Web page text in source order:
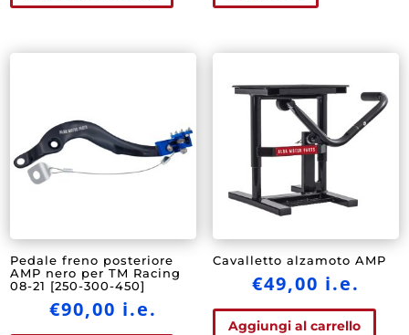
Pedale freno posteriore
AMP nero per TM Racing
08-21 [250-300-450]
€90,00 i.e.
Cavalletto alzamoto AMP
€49,00 i.e.
Aggiungi al carrello